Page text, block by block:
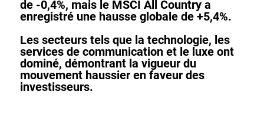
de -0,4%, mais le MSCI All Country a
enregistré une hausse globale de +5,4%.
Les secteurs tels que la technologie, les
services de communication et le luxe ont
dominé, démontrant la vigueur du
mouvement haussier en faveur des
investisseurs.